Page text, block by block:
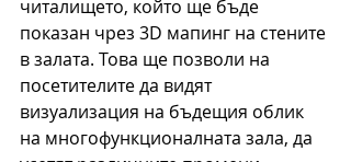
читалището, който ще бъде
показан чрез 3D мапинг на стените
в залата. Това ще позволи на
посетителите да видят
визуализация на бъдещия облик
на многофункционалната зала, да